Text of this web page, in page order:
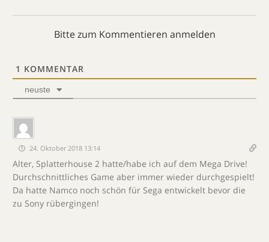
Bitte zum Kommentieren anmelden
1 KOMMENTAR
neuste
24. Oktober 2018 13:14
Alter, Splatterhouse 2 hatte/habe ich auf dem Mega Drive!
Durchschnittliches Game aber immer wieder durchgespielt!
Da hatte Namco noch schön für Sega entwickelt bevor die
zu Sony rübergingen!